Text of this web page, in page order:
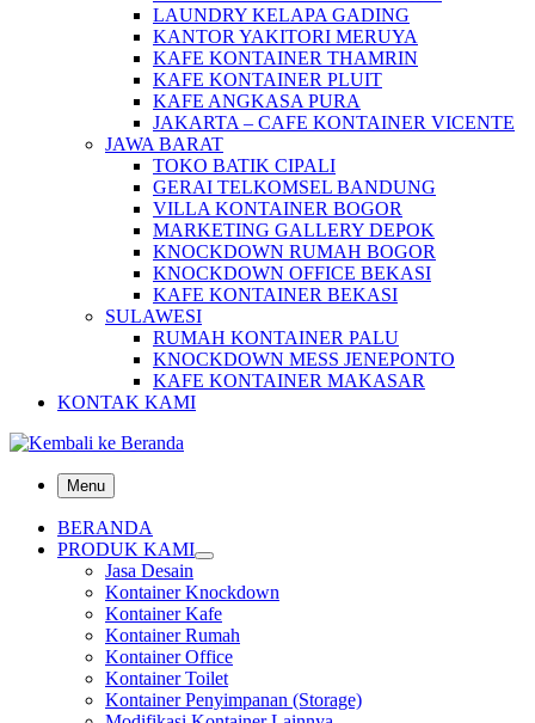
LAUNDRY KELAPA GADING
KANTOR YAKITORI MERUYA
KAFE KONTAINER THAMRIN
KAFE KONTAINER PLUIT
KAFE ANGKASA PURA
JAKARTA – CAFE KONTAINER VICENTE
JAWA BARAT
TOKO BATIK CIPALI
GERAI TELKOMSEL BANDUNG
VILLA KONTAINER BOGOR
MARKETING GALLERY DEPOK
KNOCKDOWN RUMAH BOGOR
KNOCKDOWN OFFICE BEKASI
KAFE KONTAINER BEKASI
SULAWESI
RUMAH KONTAINER PALU
KNOCKDOWN MESS JENEPONTO
KAFE KONTAINER MAKASAR
KONTAK KAMI
Menu
BERANDA
PRODUK KAMI
Jasa Desain
Kontainer Knockdown
Kontainer Kafe
Kontainer Rumah
Kontainer Office
Kontainer Toilet
Kontainer Penyimpanan (Storage)